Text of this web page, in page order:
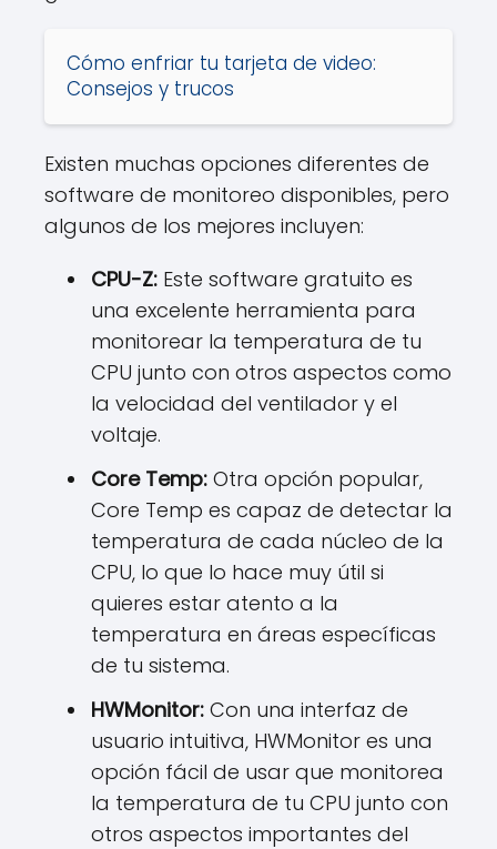
Cómo enfriar tu tarjeta de video:
Consejos y trucos
Existen muchas opciones diferentes de
software de monitoreo disponibles, pero
algunos de los mejores incluyen:
CPU-Z: Este software gratuito es
una excelente herramienta para
monitorear la temperatura de tu
CPU junto con otros aspectos como
la velocidad del ventilador y el
voltaje.
Core Temp: Otra opción popular,
Core Temp es capaz de detectar la
temperatura de cada núcleo de la
CPU, lo que lo hace muy útil si
quieres estar atento a la
temperatura en áreas específicas
de tu sistema.
HWMonitor: Con una interfaz de
usuario intuitiva, HWMonitor es una
opción fácil de usar que monitorea
la temperatura de tu CPU junto con
otros aspectos importantes del